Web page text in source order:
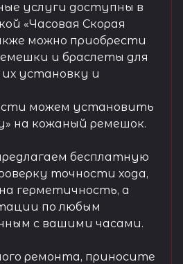
услуги доступны в
«Часовая Скорая
можно приобрести
и браслеты для
их установку и
можем установить
на кожаный ремешок.
бесплатную
точности хода,
герметичность, а
по любым
с вашими часами.
ремонта, приносите